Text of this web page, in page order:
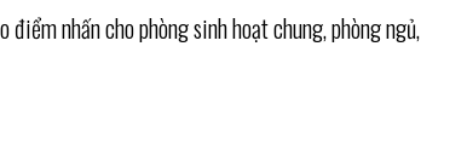
nhấn cho phòng sinh hoạt chung, phòng ngủ,